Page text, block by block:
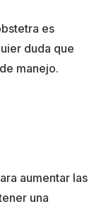
es
duda que
manejo.
aumentar las
una